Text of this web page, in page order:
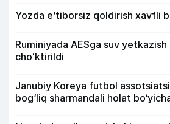
Yozda e’tiborsiz qoldirish xavfli
Ruminiyada AESga suv
choʻktirildi
Janubiy Koreya futbol
bog‘liq sharmandali holat